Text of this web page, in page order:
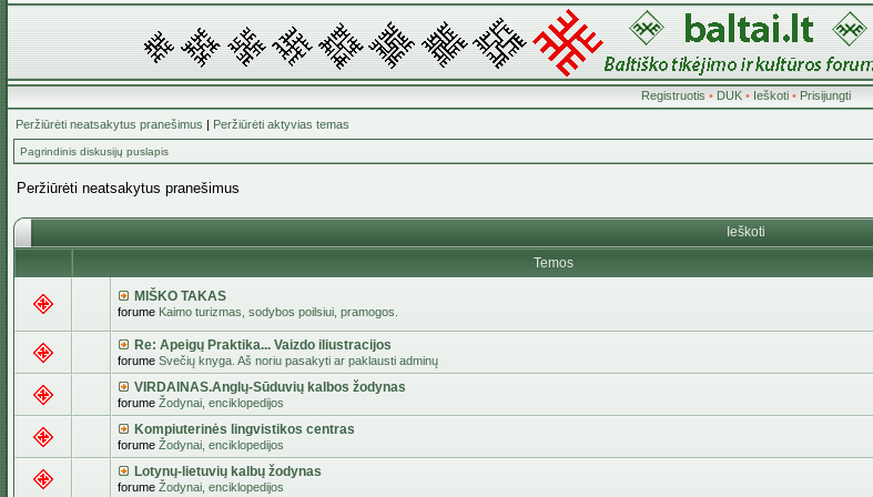
Registruotis • DUK• Ieškoti• Prisijungti
Peržiūrėti neatsakytus pranešimus | Peržiūrėti aktyvias temas
Pagrindinis diskusijų puslapis
Peržiūrėti neatsakytus pranešimus
Ieškoti
Temos
MIŠKO TAKAS
forume Kaimo turizmas, sodybos poilsiui, pramogos.
Re: Apeigų Praktika... Vaizdo iliustracijos
forume Svečių knyga. Aš noriu pasakyti ar paklausti adminų
VIRDAINAS.Anglų-Sūduvių kalbos žodynas
forume Žodynai, enciklopedijos
Kompiuterinės lingvistikos centras
forume Žodynai, enciklopedijos
Lotynų-lietuvių kalbų žodynas
forume Žodynai, enciklopedijos